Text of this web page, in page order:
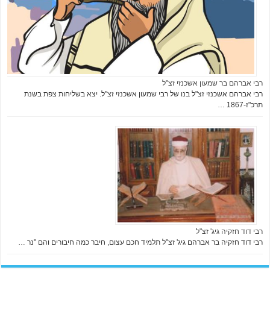
רבי אברהם בר שמעון אשכנזי זצ"ל
רבי אברהם אשכנזי זצ"ל בנו של רבי שמעון אשכנזי זצ"ל. יצא בשליחות צפת בשנת
תרכ"ז-1867 …
רבי דוד חזקיה גיג' זצ"ל
רבי דוד חזקיה בר אברהם גיג' זצ"ל תלמיד חכם עצום, חיבר כמה חיבורים והם "נר …